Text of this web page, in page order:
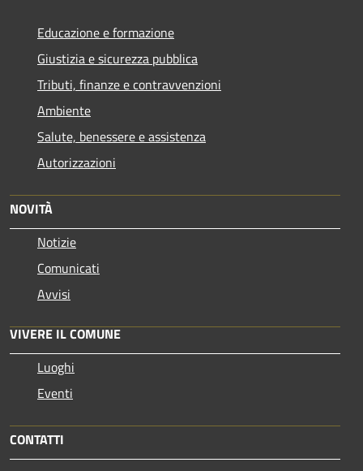
Educazione e formazione
Giustizia e sicurezza pubblica
Tributi, finanze e contravvenzioni
Ambiente
Salute, benessere e assistenza
Autorizzazioni
NOVITÀ
Notizie
Comunicati
Avvisi
VIVERE IL COMUNE
Luoghi
Eventi
CONTATTI